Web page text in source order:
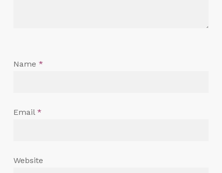
Name *
Email *
Website